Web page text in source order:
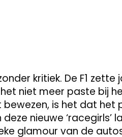
kritiek. De F1
niet meer paste bij
is het dat
nieuwe
glamour van de